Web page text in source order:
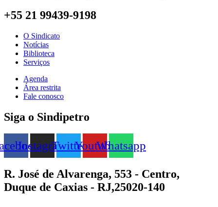
+55 21 99439-9198
O Sindicato
Notícias
Biblioteca
Serviços
Agenda
Área restrita
Fale conosco
Siga o Sindipetro
InstagramTwitterYoutubeWhatsapp
R. José de Alvarenga, 553 - Centro,
Duque de Caxias - RJ,25020-140